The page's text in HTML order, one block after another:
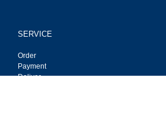
SERVICE
Order
Payment
Deliver